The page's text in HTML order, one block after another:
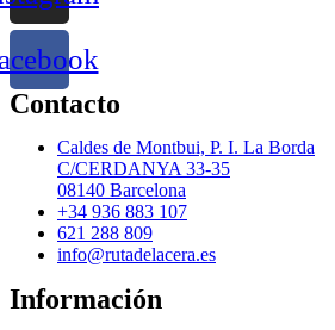
Contacto
Caldes de Montbui, P. I. La Borda
C/CERDANYA 33-35
08140 Barcelona
+34 936 883 107
621 288 809
info@rutadelacera.es
Información